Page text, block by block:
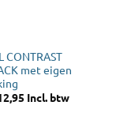
CONTRAST
met eigen
Incl. btw